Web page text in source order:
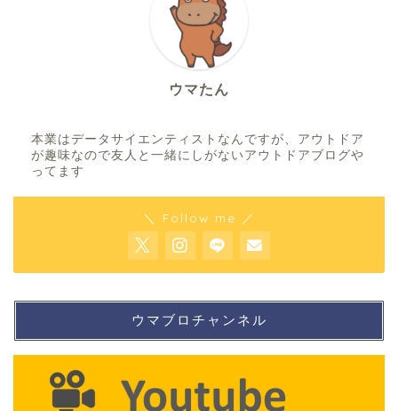
ウマたん
本業はデータサイエンティストなんですが、アウトドア
が趣味なので友人と一緒にしがないアウトドアブログや
ってます
＼ Follow me ／
ウマブロチャンネル